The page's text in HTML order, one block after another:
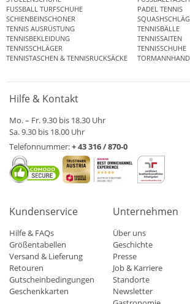
FUSSBALL TURFSCHUHE
PADEL TENNIS
SCHIENBEINSCHONER
TENNIS AUSRÜSTUNG
TENNISBÄLLE
TENNISBEKLEIDUNG
TENNISSAITEN
TENNISSCHLÄGER
TENNISSCHUHE
TENNISTASCHEN & TENNISRUCKSÄCKE
Hilfe & Kontakt
Mo. – Fr. 9.30 bis 18.30 Uhr
Sa. 9.30 bis 18.00 Uhr
Telefonnummer:+ 43 316 / 870-0
Kundenservice
Hilfe & FAQs
Größentabellen
Versand & Lieferung
Retouren
Gutscheinbedingungen
Geschenkkarten
Unternehmen
Über uns
Geschichte
Presse
Job & Karriere
Standorte
Newsletter